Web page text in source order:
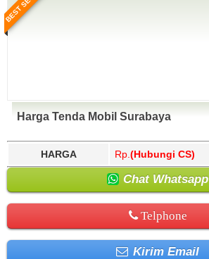
Harga Tenda Mobil Surabaya
HARGA Rp. (Hubungi CS)
Chat Whatsapp
Telphone
Kirim Email